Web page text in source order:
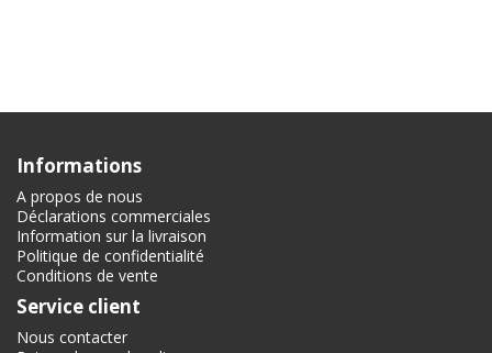
Informations
A propos de nous
Déclarations commerciales
Information sur la livraison
Politique de confidentialité
Conditions de vente
Service client
Nous contacter